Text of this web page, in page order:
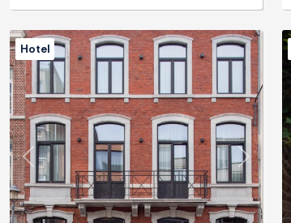
Previous Next
Hotel